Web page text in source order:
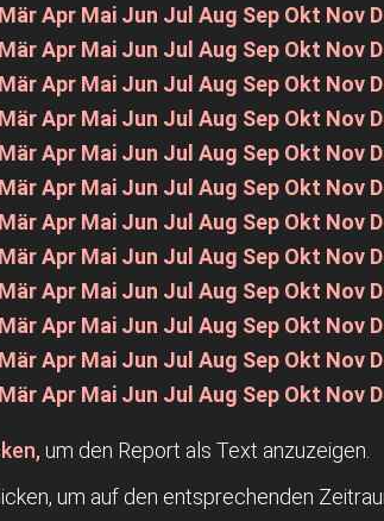
MärApr Mai Jun Jul Aug Sep Okt Nov
MärApr Mai Jun Jul Aug Sep Okt Nov
MärApr Mai Jun Jul Aug Sep Okt Nov
MärApr Mai Jun Jul Aug Sep Okt Nov
MärApr Mai Jun Jul Aug Sep Okt Nov
MärApr Mai Jun Jul Aug Sep Okt Nov
MärApr Mai Jun Jul Aug Sep Okt Nov
MärApr Mai Jun Jul Aug Sep Okt Nov
MärApr Mai Jun Jul Aug Sep Okt Nov
MärApr Mai Jun Jul Aug Sep Okt Nov
MärApr Mai Jun Jul Aug Sep Okt Nov
MärApr Mai Jun Jul Aug Sep Okt Nov
um den Report als Text anzuzeigen.
um auf den entsprechenden